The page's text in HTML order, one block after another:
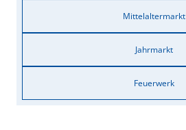
Mittelaltermarkt
Jahrmarkt
Feuerwerk